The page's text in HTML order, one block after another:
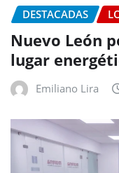
DESTACADAS
Nuevo León
lugar
Emiliano Lira